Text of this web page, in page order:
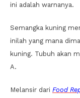
ini adalah warnanya.
Semangka kuning
inilah yang mana
kuning. Tubuh akan
A.
Melansir dari Food